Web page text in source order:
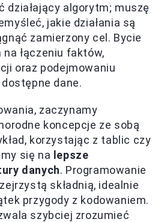
algorytm; muszę
jakie działania są
zamierzony cel. Bycie
łączeniu faktów,
oraz podejmowaniu
dane.
zaczynamy
koncepcje ze sobą
korzystając z tablic czy
się na lepsze
danych. Programowanie
składnią, idealnie
przygody z kodowaniem.
szybciej zrozumieć